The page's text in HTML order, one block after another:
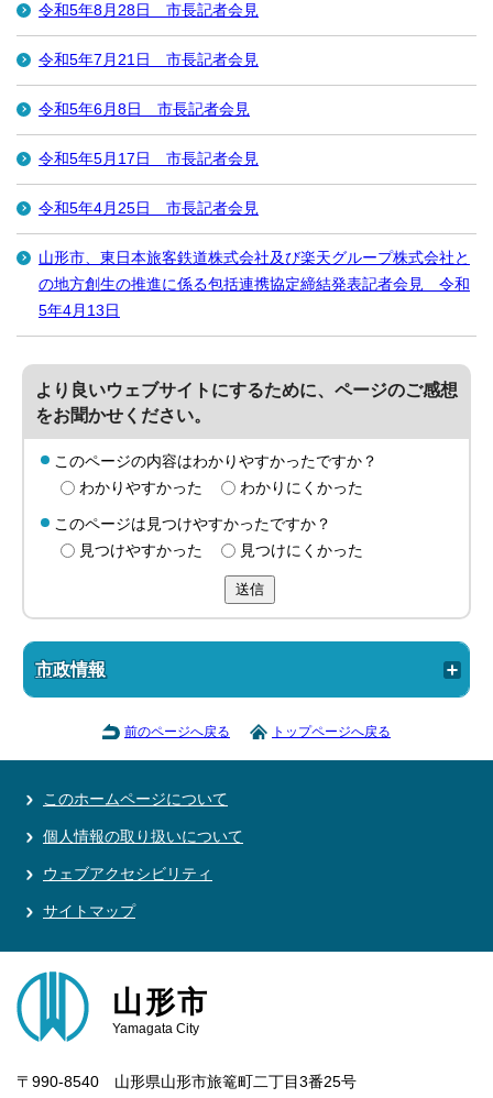
令和5年8月28日 市長記者会見
令和5年7月21日 市長記者会見
令和5年6月8日 市長記者会見
令和5年5月17日 市長記者会見
令和5年4月25日 市長記者会見
山形市、東日本旅客鉄道株式会社及び楽天グループ株式会社と
の地方創生の推進に係る包括連携協定締結発表記者会見 令和
5年4月13日
より良いウェブサイトにするために、ページのご感想
をお聞かせください。
このページの内容はわかりやすかったですか？
わかりやすかった
わかりにくかった
このページは見つけやすかったですか？
見つけやすかった
見つけにくかった
送信
市政情報
前のページへ戻る トップページへ戻る
このホームページについて
個人情報の取り扱いについて
ウェブアクセシビリティ
サイトマップ
山形市
Yamagata City
〒990-8540 山形県山形市旅篭町二丁目3番25号